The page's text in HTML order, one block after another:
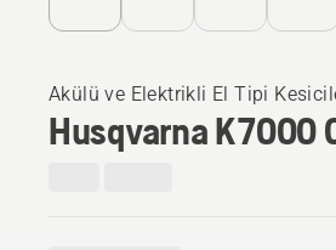
Akülü ve Elektrikli El Tipi
Husqvarna K 7000